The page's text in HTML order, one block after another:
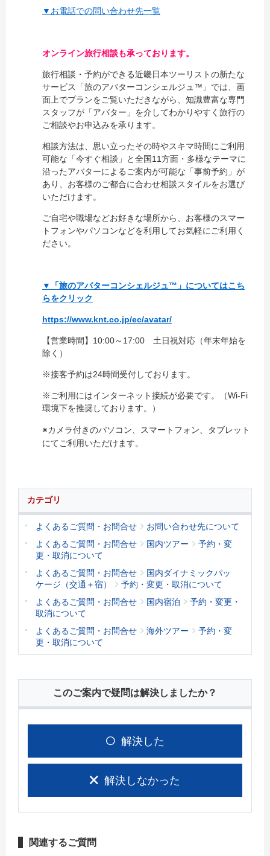
▼お電話での問い合わせ先一覧
オンライン旅行相談も承っております。
旅行相談・予約ができる近畿日本ツーリストの新たな
サービス「旅のアバターコンシェルジュ™」では、画
面上でプランをご覧いただきながら、知識豊富な専門
スタッフが「アバター」を介してわかりやすく旅行の
ご相談やお申込みを承ります。
相談方法は、思い立ったその時やスキマ時間にご利用
可能な「今すぐ相談」と全国11方面・多様なテーマに
沿ったアバターによるご案内が可能な「事前予約」が
あり、お客様のご都合に合わせ相談スタイルをお選び
いただけます。
ご自宅や職場などお好きな場所から、お客様のスマー
トフォンやパソコンなどを利用してお気軽にご利用く
ださい。
▼「旅のアバターコンシェルジュ™」についてはこち
らをクリック
https://www.knt.co.jp/ec/avatar/
【営業時間】10:00～17:00 土日祝対応（年末年始を
除く）
※接客予約は24時間受付しております。
※ご利用にはインターネット接続が必要です。（Wi-Fi
環境下を推奨しております。）
※カメラ付きのパソコン、スマートフォン、タブレット
にてご利用いただけます。
カテゴリ
よくあるご質問・お問合せ
お問い合わせ先について
よくあるご質問・お問合せ
国内ツアー
予約・変
更・取消について
よくあるご質問・お問合せ
国内ダイナミックパッ
ケージ（交通＋宿）
予約・変更・取消について
よくあるご質問・お問合せ
国内宿泊
予約・変更・
取消について
よくあるご質問・お問合せ
海外ツアー
予約・変
更・取消について
このご案内で疑問は解決しましたか？
解決した
解決しなかった
関連するご質問